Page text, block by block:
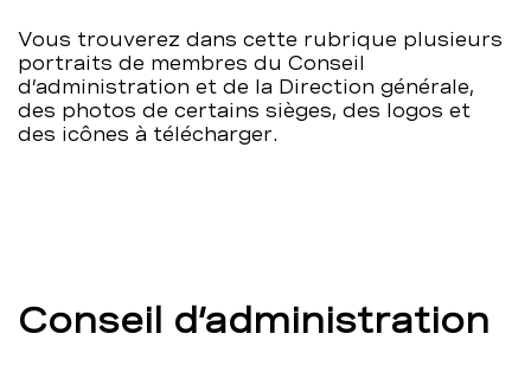
Vous trouverez dans cette rubrique plusieurs
portraits de membres du Conseil
d’administration et de la Direction générale,
des photos de certains sièges, des logos et
des icônes à télécharger.
Conseil d’administration